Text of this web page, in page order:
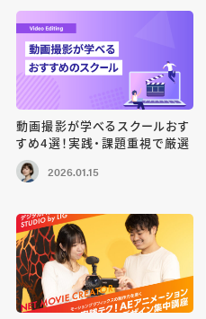
動画撮影が学べるスクールおす
すめ4選！実践・課題重視で厳選
2026.01.15